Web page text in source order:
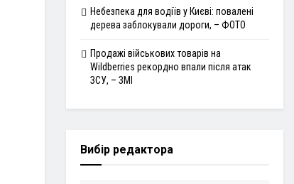
Небезпека для водіїв у Києві: повалені
дерева заблокували дороги, – ФОТО
Продажі військових товарів на
Wildberries рекордно впали після атак
ЗСУ, – ЗМІ
Вибір редактора